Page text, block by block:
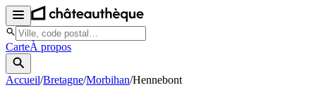
CarteÀ propos
Accueil/Bretagne/Morbihan/Hennebont